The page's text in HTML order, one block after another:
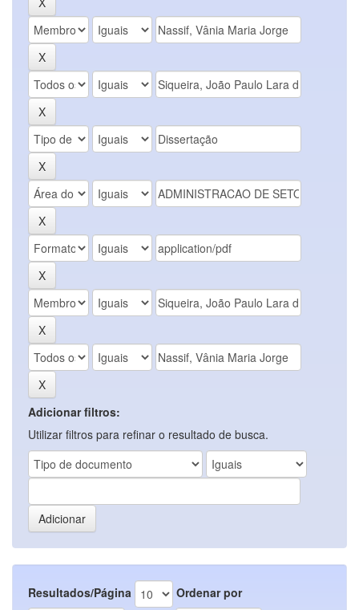
Adicionar filtros:
Utilizar filtros para refinar o resultado de busca.
Resultados/Página Ordenar por